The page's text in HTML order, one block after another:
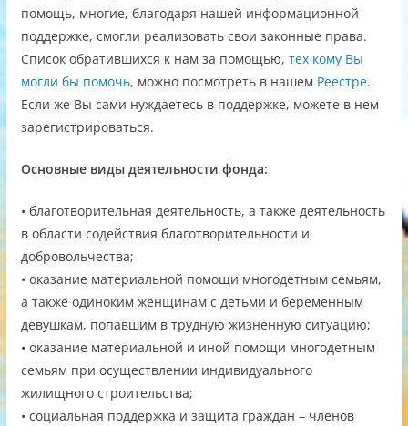
помощь, многие, благодаря нашей информационной
поддержке, смогли реализовать свои законные права.
Список обратившихся к нам за помощью, тех кому Вы
могли бы помочь, можно посмотреть в нашем Реестре.
Если же Вы сами нуждаетесь в поддержке, можете в нем
зарегистрироваться.
Основные виды деятельности фонда:
• благотворительная деятельность, а также деятельность
в области содействия благотворительности и
добровольчества;
• оказание материальной помощи многодетным семьям,
а также одиноким женщинам с детьми и беременным
девушкам, попавшим в трудную жизненную ситуацию;
• оказание материальной и иной помощи многодетным
семьям при осуществлении индивидуального
жилищного строительства;
• социальная поддержка и защита граждан – членов